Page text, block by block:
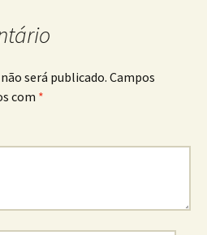
será publicado. Campos
com *